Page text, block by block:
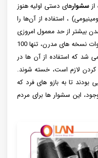
سشوارهای دستی اولیه هنوز
، استفاده از آن‌ها را
از حد معمول امروزی
بود، زیرا دستگاه ها در مقایسه با 2000 وات نسخه های مدرن، تنها 100
شد که استفاده از آن‌ ها در
لازم است، خسته شوند.
بودند تا به بازو های فرد که
این سشوار ها برای مردم